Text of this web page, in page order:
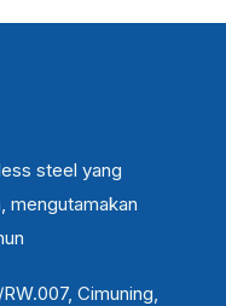
steel yang
mengutamakan
Cimuning,